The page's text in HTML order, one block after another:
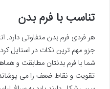
تناسب با فرم بدن
هر فردی فرم بدن متفاوتی دارد.
جزو مهم ترین نکات در استایل
شما با فرم بدنتان مطابقت و
تقویت و نقاط ضعف را می